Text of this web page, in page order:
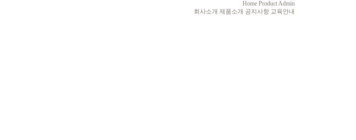
Home ProductAdmin
회사소개 제품소개 공지사항 교육안내